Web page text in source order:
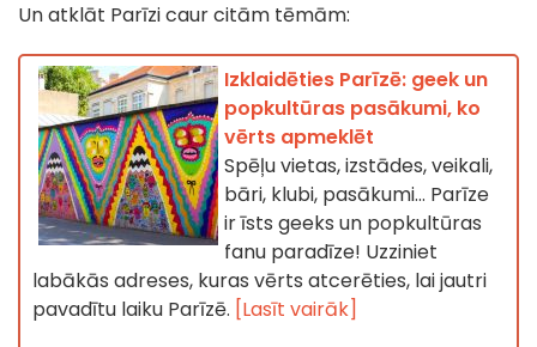
Un atklāt Parīzi caur citām tēmām:
Izklaidēties Parīzē: geek un
popkultūras pasākumi, ko
vērts apmeklēt
Spēļu vietas, izstādes, veikali,
bāri, klubi, pasākumi... Parīze
ir īsts geeks un popkultūras
fanu paradīze! Uzziniet
labākās adreses, kuras vērts atcerēties, lai jautri
pavadītu laiku Parīzē. [Lasīt vairāk]